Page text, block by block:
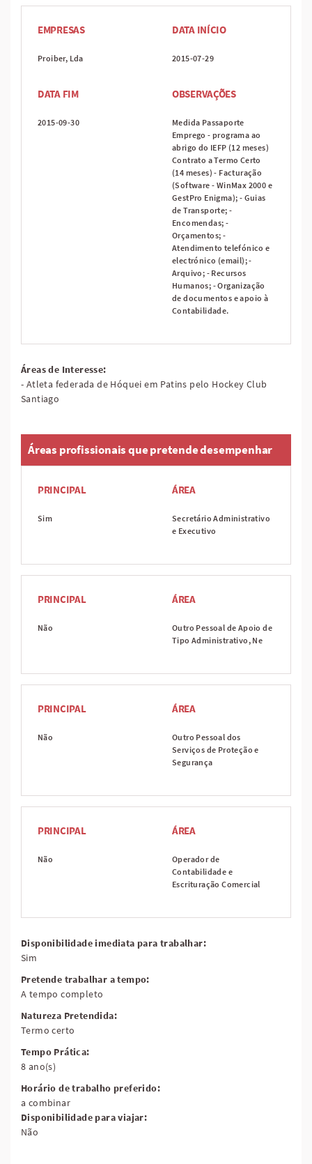
EMPRESAS
Proiber, Lda
DATA INÍCIO
2015-07-29
DATA FIM
2015-09-30
OBSERVAÇÕES
Medida Passaporte
Emprego - programa ao
abrigo do IEFP (12 meses)
Contrato a Termo Certo
(14 meses) - Facturação
(Software - WinMax 2000 e
GestPro Enigma); - Guias
de Transporte; -
Encomendas; -
Orçamentos; -
Atendimento telefónico e
electrónico (email); -
Arquivo; - Recursos
Humanos; - Organização
de documentos e apoio à
Contabilidade.
Áreas de Interesse:
- Atleta federada de Hóquei em Patins pelo Hockey Club
Santiago
Áreas profissionais que pretende desempenhar
PRINCIPAL
Sim
ÁREA
Secretário Administrativo
e Executivo
PRINCIPAL
Não
ÁREA
Outro Pessoal de Apoio de
Tipo Administrativo, Ne
PRINCIPAL
Não
ÁREA
Outro Pessoal dos
Serviços de Proteção e
Segurança
PRINCIPAL
Não
ÁREA
Operador de
Contabilidade e
Escrituração Comercial
Disponibilidade imediata para trabalhar:
Sim
Pretende trabalhar a tempo:
A tempo completo
Natureza Pretendida:
Termo certo
Tempo Prática:
8 ano(s)
Horário de trabalho preferido:
a combinar
Disponibilidade para viajar:
Não